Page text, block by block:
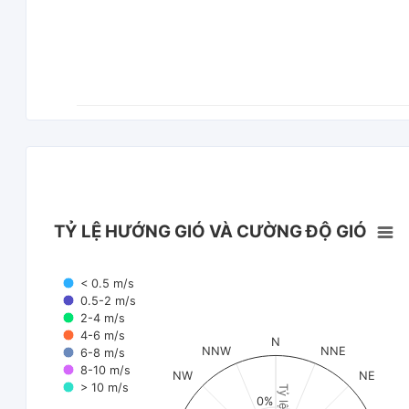
TỶ LỆ HƯỚNG GIÓ VÀ CƯỜNG ĐỘ GIÓ
< 0.5 m/s
0.5-2 m/s
2-4 m/s
4-6 m/s
6-8 m/s
8-10 m/s
> 10 m/s
N
NNE
NE
NW
NNW
0%